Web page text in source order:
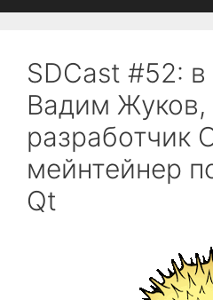
SDCast #52: в
Вадим Жуков,
разработчик
мейнтейнер
Qt